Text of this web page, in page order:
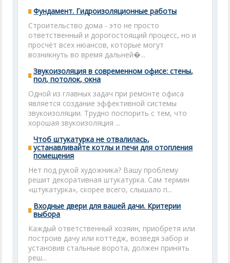
Фундамент. Гидроизоляционные работы
Строительство дома - это не просто
ответственный и дорогостоящий процесс, но и
просчёт всех нюансов, которые могут
возникнуть во время дальней�...
Звукоизоляция в современном офисе: стены,
пол, потолок, окна
Одной из главных задач при ремонте офиса
является создание эффективной системы
звукоизоляции. Трудно поспорить с тем, что
хорошая звукоизоляция ...
Чтоб штукатурка не отвалилась,
устанавливайте котлы и печи для отопления
помещения
Нет под рукой художника? Вашу проблему
решит декоративная штукатурка. Сам термин
«штукатурка», скорее всего, слышало п...
Входные двери для вашей дачи. Критерии
выбора
Каждый ответственный хозяин, приобретя или
построив дачу или коттедж, возведя забор и
установив стальные ворота, должен принять
реш...